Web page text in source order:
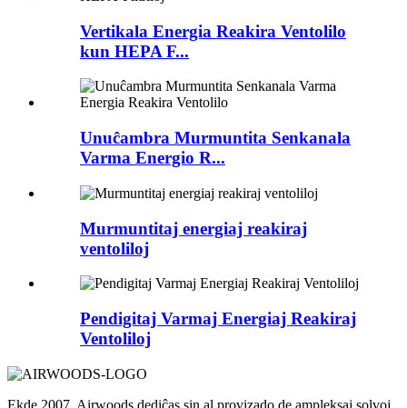
Vertikala Energia Reakira Ventolilo
kun HEPA F...
Unuĉambra Murmuntita Senkanala
Varma Energio R...
Murmuntitaj energiaj reakiraj
ventoliloj
Pendigitaj Varmaj Energiaj Reakiraj
Ventoliloj
Ekde 2007, Airwoods dediĉas sin al provizado de ampleksaj solvoj